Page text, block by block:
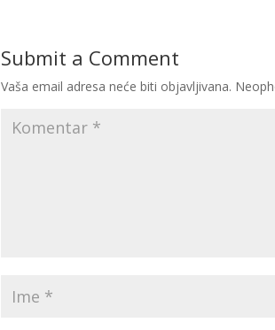
Submit a Comment
Vaša email adresa neće biti objavljivana.